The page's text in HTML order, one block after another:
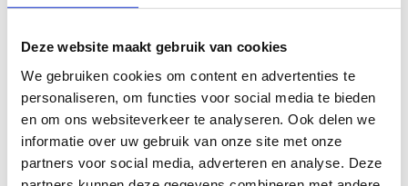
Deze website maakt gebruik van cookies
We gebruiken cookies om content en advertenties te
personaliseren, om functies voor social media te bieden
en om ons websiteverkeer te analyseren. Ook delen we
informatie over uw gebruik van onze site met onze
partners voor social media, adverteren en analyse. Deze
VTS wordt 30!
Programma
Schrijf je in